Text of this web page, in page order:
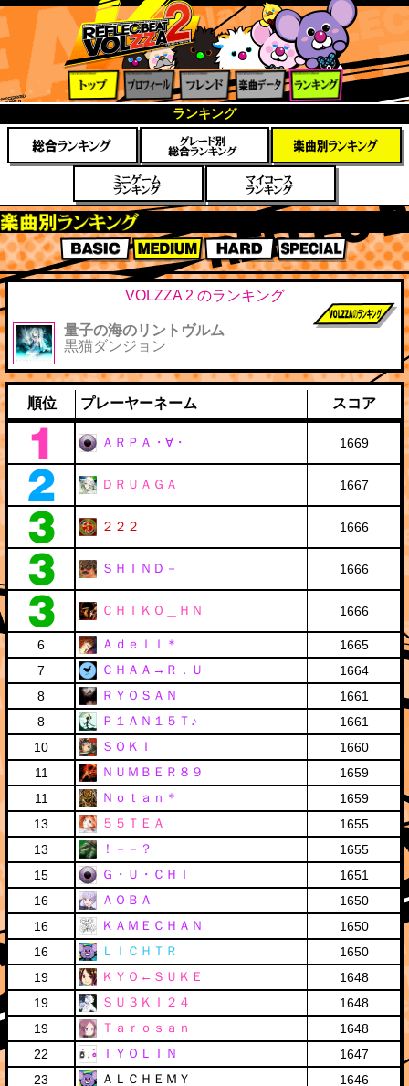
ィール
フレン
ド
楽曲デ
ータ
ング
ランキング
楽曲別スコアランキング
BASIC MEDIUM HARD SPECIAL
VOLZZA 2 のランキング
量子の海のリントヴルム
黒猫ダンジョン
順位 プレーヤーネーム スコア
ＡＲＰＡ・∀・ 1669
ＤＲＵＡＧＡ 1667
２２２ 1666
ＳＨＩＮＤ－ 1666
ＣＨＩＫＯ＿ＨＮ 1666
6 Ａｄｅｌｌ＊
1665
7
ＣＨＡＡ→Ｒ．Ｕ
1664
8
ＲＹＯＳＡＮ
1661
8
Ｐ１ＡＮ１５Ｔ♪
1661
10
ＳＯＫＩ
1660
11
ＮＵＭＢＥＲ８９
1659
11
Ｎｏｔａｎ＊
1659
13
５５ＴＥＡ
1655
13
！－－？
1655
15
Ｇ・Ｕ・ＣＨＩ
1651
16
ＡＯＢＡ
1650
16
ＫＡＭＥＣＨＡＮ
1650
16
ＬＩＣＨＴＲ
1650
19
ＫＹＯ←ＳＵＫＥ
1648
19
ＳＵ３ＫＩ２４
1648
19
Ｔａｒｏｓａｎ
1648
22
ＩＹＯＬＩＮ
1647
23
ＡＬＣＨＥＭＹ
1646